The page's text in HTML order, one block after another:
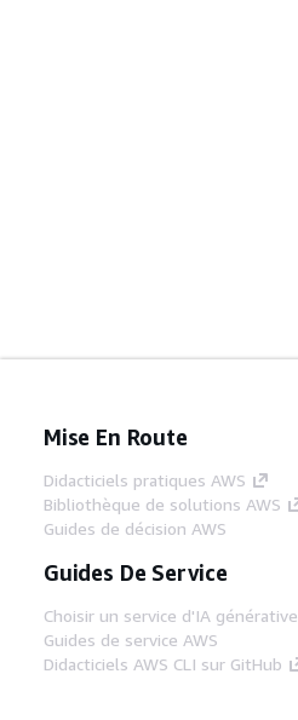
Mise En Route
Didacticiels pratiques AWS
Bibliothèque de solutions AWS
Guides de décision AWS
Guides De Service
Choisir un service d'IA générative
Guides de service AWS
Didacticiels AWS CLI sur GitHub